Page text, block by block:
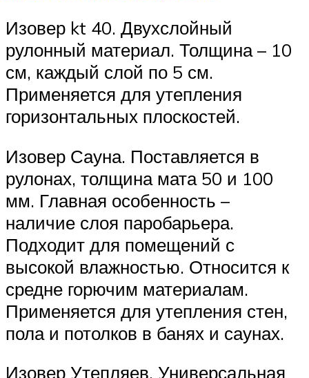
Изовер kt 40. Двухслойный
рулонный материал. Толщина – 10
см, каждый слой по 5 см.
Применяется для утепления
горизонтальных плоскостей.
Изовер Сауна. Поставляется в
рулонах, толщина мата 50 и 100
мм. Главная особенность –
наличие слоя паробарьера.
Подходит для помещений с
высокой влажностью. Относится к
средне горючим материалам.
Применяется для утепления стен,
пола и потолков в банях и саунах.
Изовер Утепляев. Универсальная